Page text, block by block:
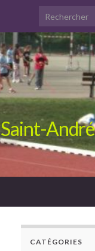
Search for:
André
CATÉGORIES